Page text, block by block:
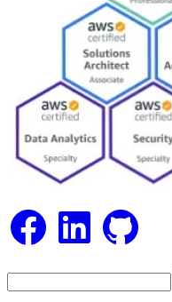
FacebookLinkedIn GitHub